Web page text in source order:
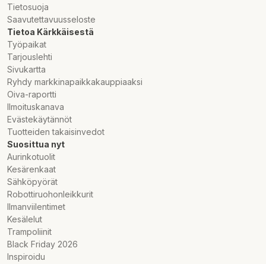
Tietosuoja
Saavutettavuusseloste
Tietoa Kärkkäisestä
Työpaikat
Tarjouslehti
Sivukartta
Ryhdy markkinapaikkakauppiaaksi
Oiva-raportti
Ilmoituskanava
Evästekäytännöt
Tuotteiden takaisinvedot
Suosittua nyt
Aurinkotuolit
Kesärenkaat
Sähköpyörät
Robottiruohonleikkurit
Ilmanviilentimet
Kesälelut
Trampoliinit
Black Friday 2026
Inspiroidu